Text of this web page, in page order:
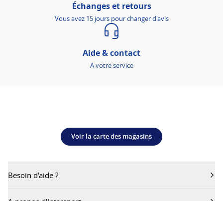
Échanges et retours
Vous avez 15 jours pour changer d'avis
Aide & contact
A votre service
Voir la carte des magasins
Besoin d'aide ?